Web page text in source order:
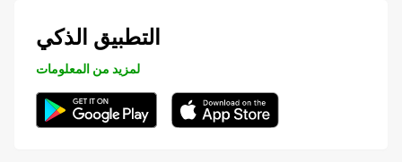
التطبيق الذكي
لمزيد من المعلومات